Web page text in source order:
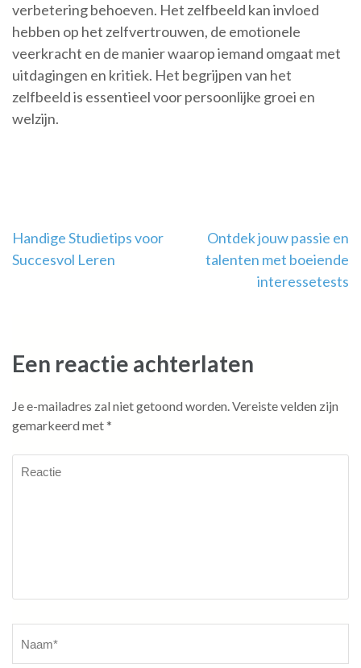
verbetering behoeven. Het zelfbeeld kan invloed
hebben op het zelfvertrouwen, de emotionele
veerkracht en de manier waarop iemand omgaat met
uitdagingen en kritiek. Het begrijpen van het
zelfbeeld is essentieel voor persoonlijke groei en
welzijn.
Berichtnavigatie
Handige Studietips voor
Succesvol Leren
Ontdek jouw passie en
talenten met boeiende
interessetests
Een reactie achterlaten
Je e-mailadres zal niet getoond worden.Vereiste velden zijn
gemarkeerd met*